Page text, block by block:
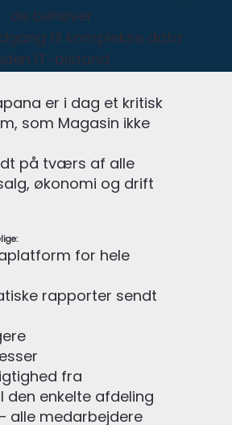
de behøver
til komplekse data
IT-bistand
er i dag et kritisk
som Magasin ikke
på tværs af alle
økonomi og drift
for hele
rapporter sendt
fra
den enkelte afdeling
alle medarbejdere